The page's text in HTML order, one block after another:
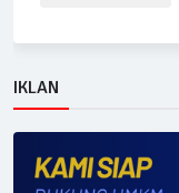
IKLAN